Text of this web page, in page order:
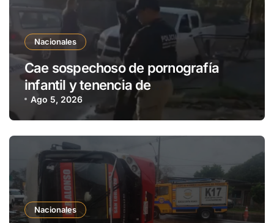
Nacionales
Cae sospechoso de pornografía
infantil y tenencia de
estupefacientes en Fernando de la
Mora
Ago 5, 2026
Nacionales